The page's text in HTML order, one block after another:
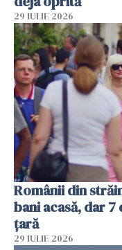
29 IULIE 2026
Românii din
bani acasă, dar
țară
29 IULIE 2026